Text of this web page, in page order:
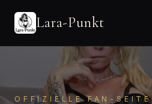
Lara-Punkt
OFFIZIELLE FAN-SEITE